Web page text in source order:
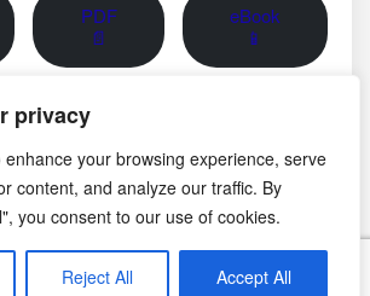
privacy
your browsing experience, serve
content, and analyze our traffic. By
you consent to our use of cookies.
Reject All Accept All
PDF
📄
eBook
📱
fotoğraf yapay zekâ ile
bir görseldir; belirli bir üreticinin,
anın belgesel fotoğrafı değildir.